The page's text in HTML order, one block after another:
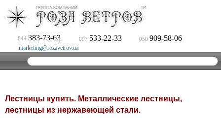
044 383-73-63 097 533-22-33 050 909-58-06
marketing@rozavetrov.ua
Лестницы купить. Металлические лестницы,
лестницы из нержавеющей стали.